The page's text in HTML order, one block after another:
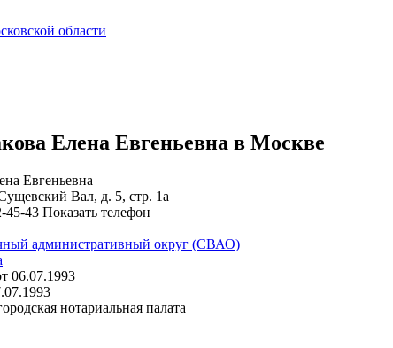
Елена Евгеньевна в Москве
Евгеньевна
Вал, д. 5, стр. 1а
45-43 Показать телефон
административный округ (СВАО)
06.07.1993
нотариальная палата